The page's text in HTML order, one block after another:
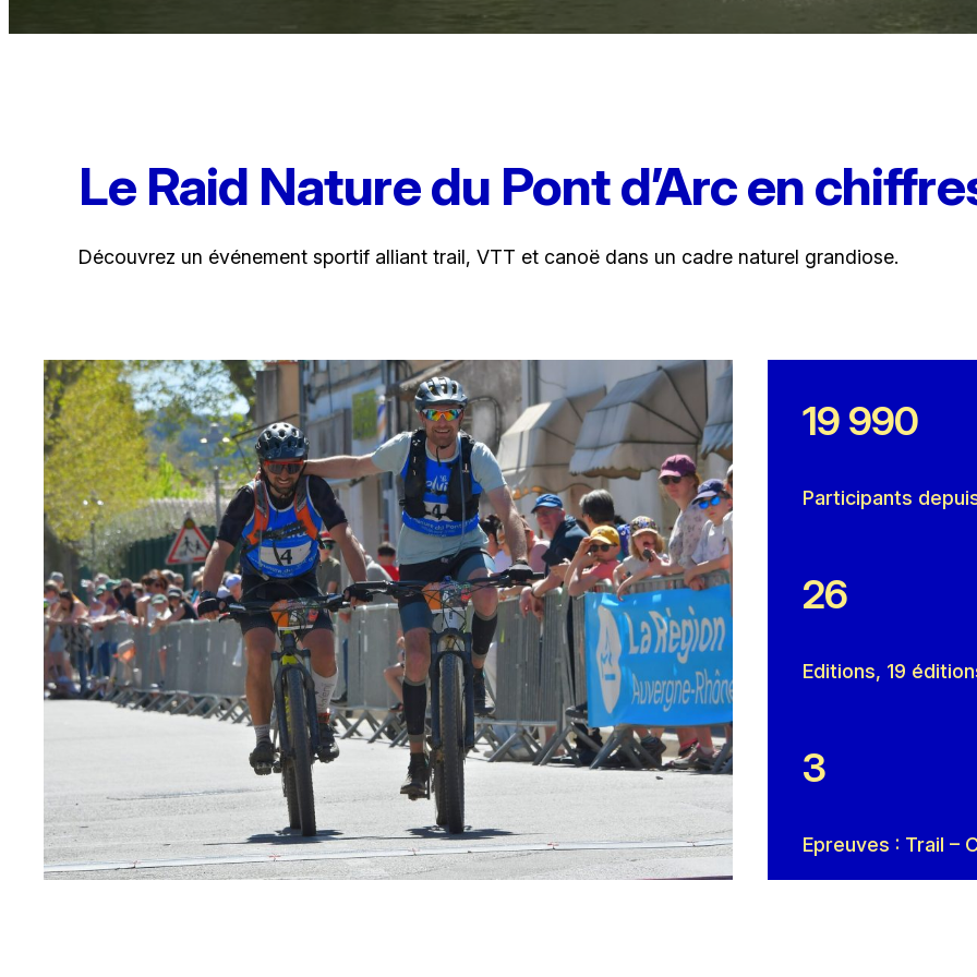
Le Raid Nature du Pont d’Arc en
Découvrez un événement sportif alliant trail, VTT et canoë dans un cadre naturel grandiose.
19 990
Participants
26
Editions, 19
3
Epreuves : Trail –